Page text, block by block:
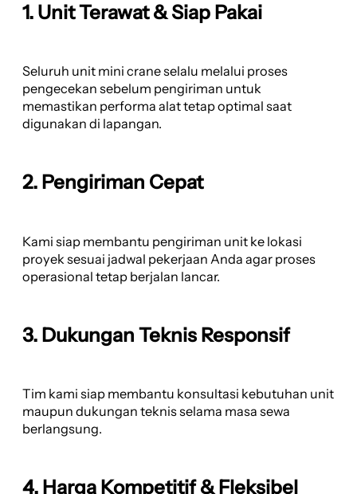
1. Unit Terawat & Siap Pakai
Seluruh unit mini crane selalu melalui proses
pengecekan sebelum pengiriman untuk
memastikan performa alat tetap optimal saat
digunakan di lapangan.
2. Pengiriman Cepat
Kami siap membantu pengiriman unit ke lokasi
proyek sesuai jadwal pekerjaan Anda agar proses
operasional tetap berjalan lancar.
3. Dukungan Teknis Responsif
Tim kami siap membantu konsultasi kebutuhan unit
maupun dukungan teknis selama masa sewa
berlangsung.
4. Harga Kompetitif & Fleksibel